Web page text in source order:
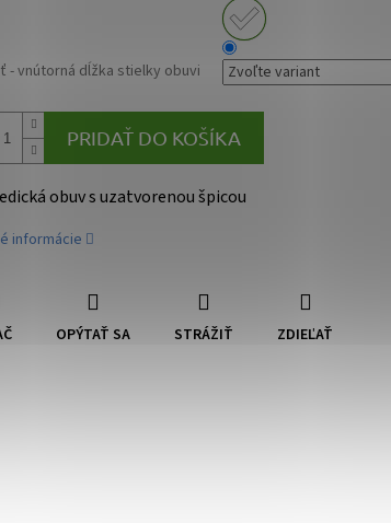
- vnútorná dĺžka stielky obuvi
PRIDAŤ DO KOŠÍKA
obuv s uzatvorenou špicou
informácie
OPÝTAŤ SA STRÁŽIŤ ZDIEĽAŤ